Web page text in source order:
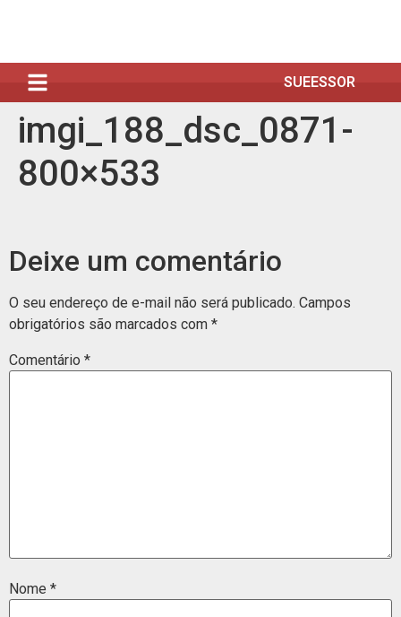
SUEESSOR
imgi_188_dsc_0871-
800×533
Deixe um comentário
O seu endereço de e-mail não será publicado. Campos
obrigatórios são marcados com *
Comentário *
Nome *